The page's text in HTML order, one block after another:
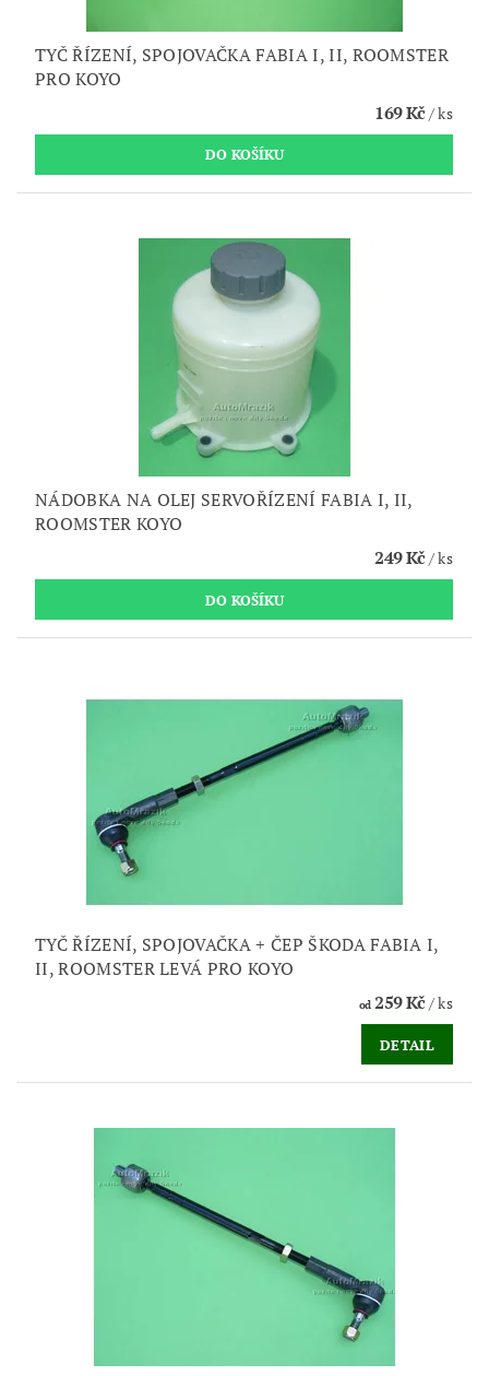
TYČ ŘÍZENÍ, SPOJOVAČKA FABIA I, II, ROOMSTER
PRO KOYO
169 Kč/ ks
NÁDOBKA NA OLEJ SERVOŘÍZENÍ FABIA I, II,
ROOMSTER KOYO
249 Kč/ ks
TYČ ŘÍZENÍ, SPOJOVAČKA + ČEP ŠKODA FABIA I,
II, ROOMSTER LEVÁ PRO KOYO
od259 Kč/ ks
DETAIL